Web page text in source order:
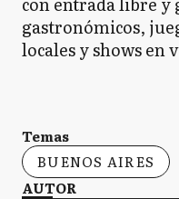
gastronómicos,
locales y shows en
Temas
BUENOS AIRES
AUTOR